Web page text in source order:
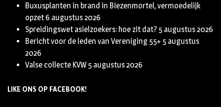
Buxusplanten in brand in Biezenmortel, vermoedelijk
opzet 6 augustus 2026
Spreidingswet asielzoekers: hoe zit dat? 5 augustus 2026
Bericht voor de leden van Vereniging 55+ 5 augustus
2026
Valse collecte KVW 5 augustus 2026
LIKE ONS OP FACEBOOK!